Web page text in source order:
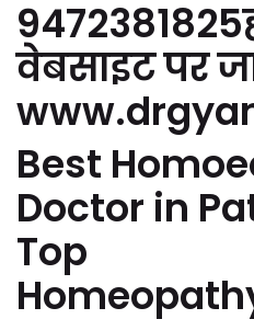
वेबसाइट पर
Best
Doctor in
Top